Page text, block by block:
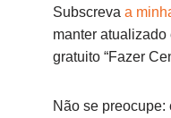
Subscreva a
manter
gratuito “Fazer
Não se